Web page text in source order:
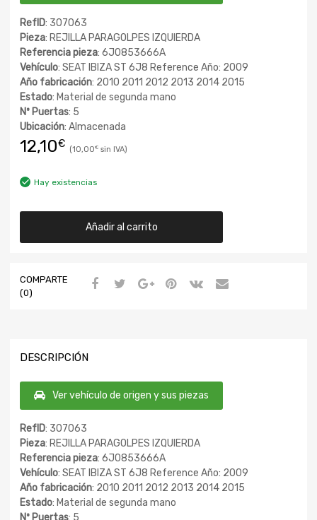
RefID: 307063
Pieza: REJILLA PARAGOLPES IZQUIERDA
Referencia pieza: 6J0853666A
Vehículo: SEAT IBIZA ST 6J8 Reference Año: 2009
Año fabricación: 2010 2011 2012 2013 2014 2015
Estado: Material de segunda mano
Nº Puertas: 5
Ubicación: Almacenada
12,10€ 10,00€
Hay existencias
Añadir al carrito
COMPARTE
(0)
DESCRIPCIÓN
Ver vehículo de origen y sus piezas
RefID: 307063
Pieza: REJILLA PARAGOLPES IZQUIERDA
Referencia pieza: 6J0853666A
Vehículo: SEAT IBIZA ST 6J8 Reference Año: 2009
Año fabricación: 2010 2011 2012 2013 2014 2015
Estado: Material de segunda mano